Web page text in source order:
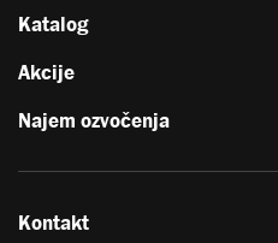
Katalog
Akcije
Najem ozvočenja
Kontakt